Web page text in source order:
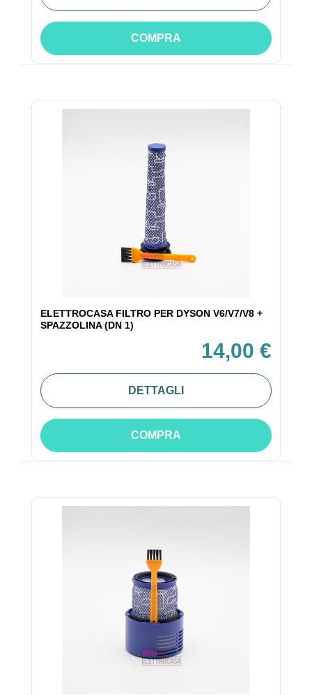
COMPRA
ELETTROCASA FILTRO PER DYSON V6/V7/V8 +
SPAZZOLINA (DN 1)
14,00 €
DETTAGLI
COMPRA